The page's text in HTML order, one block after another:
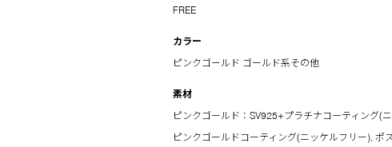
FREE
カラー
ピンクゴールド ゴールド系その他
素材
ピンクゴールド：SV925+プラチナコーティング(
ピンクゴールドコーティング(ニッケルフリー), ポ